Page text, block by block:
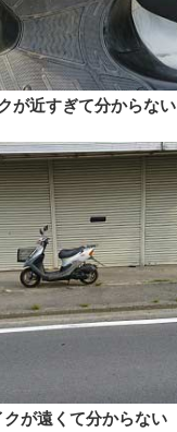
が近すぎて分からない
クが遠くて分からない